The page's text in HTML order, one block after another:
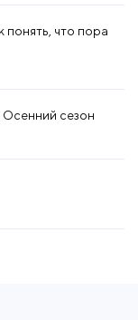
понять, что пора
Осенний сезон